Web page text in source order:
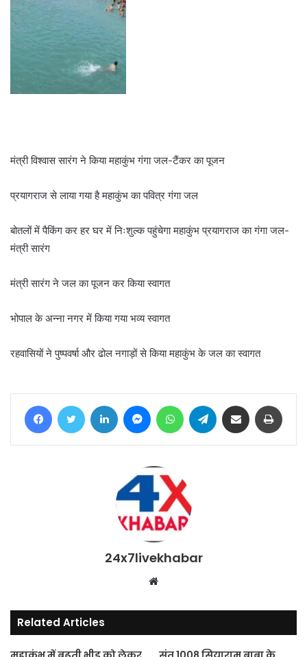
मंत्री विश्वास सारंग ने किया महाकुंभ गंगा जल-टैंकर का पूजन
प्रयागराज से लाया गया है महाकुंभ का पवित्र गंगा जल
बोतलों में पैकिंग कर हर घर में निःशुल्क पहुंचेगा महाकुंभ प्रयागराज का गंगा जल-
मंत्री सारंग
मंत्री सारंग ने जल का पूजन कर किया स्वागत
भोपाल के अन्ना नगर में किया गया भव्य स्वागत
रहवासियों ने पुष्पवर्षा और ढोल नगाड़ों से किया महाकुंभ के जल का स्वागत
FacebookTwitter LinkedIn MessengerWhatsAppTelegram Share via Email
24x7livekhabar
Website
Related Articles